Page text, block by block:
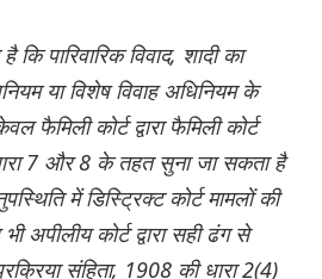
पारिवारिक विवाद, शादी का
या विशेष विवाह अधिनियम के
कोर्ट द्वारा फैमिली कोर्ट
7 और 8 के तहत सुना जा सकता है
में डिस्ट्रिक्ट कोर्ट मामलों की
अपीलीय कोर्ट द्वारा सही ढंग से
संहिता, 1908 की धारा 2(4)